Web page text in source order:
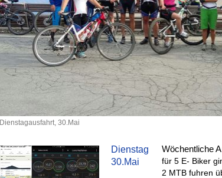
Dienstagausfahrt, 30.Mai
Dienstag
30.Mai
Wöchentliche
für 5 E- Biker
2 MTB fuhren